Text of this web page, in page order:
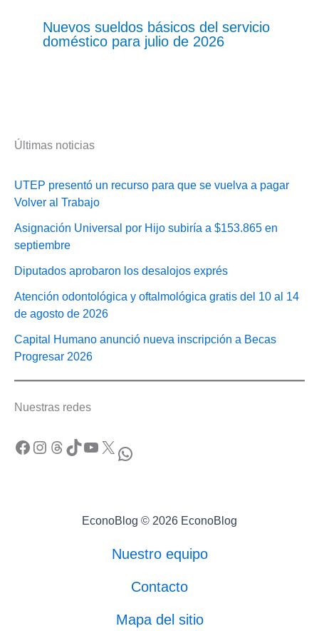
Nuevos sueldos básicos del servicio
doméstico para julio de 2026
Últimas noticias
UTEP presentó un recurso para que se vuelva a pagar
Volver al Trabajo
Asignación Universal por Hijo subiría a $153.865 en
septiembre
Diputados aprobaron los desalojos exprés
Atención odontológica y oftalmológica gratis del 10 al 14
de agosto de 2026
Capital Humano anunció nueva inscripción a Becas
Progresar 2026
Nuestras redes
Facebook Instagram Threads TikTok YouTube X WhatsApp
EconoBlog © 2026 EconoBlog
Nuestro equipo
Contacto
Mapa del sitio